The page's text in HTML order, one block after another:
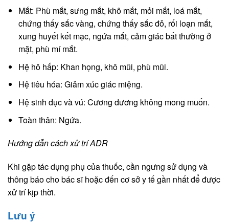
Mắt: Phù mắt, sưng mắt, khô mắt, mỏi mắt, loá mắt,
chứng thấy sắc vàng, chứng thấy sắc đỏ, rối loạn mắt,
xung huyết kết mạc, ngứa mắt, cảm giác bất thường ở
mặt, phù mí mắt.
Hệ hô hấp: Khan họng, khô mũi, phù mũi.
Hệ tiêu hóa: Giảm xúc giác miệng.
Hệ sinh dục và vú: Cương dương không mong muốn.
Toàn thân: Ngứa.
Hướng dẫn cách xử trí ADR
Khi gặp tác dụng phụ của thuốc, cần ngưng sử dụng và
thông báo cho bác sĩ hoặc đến cơ sở y tế gần nhất để được
xử trí kịp thời.
Lưu ý